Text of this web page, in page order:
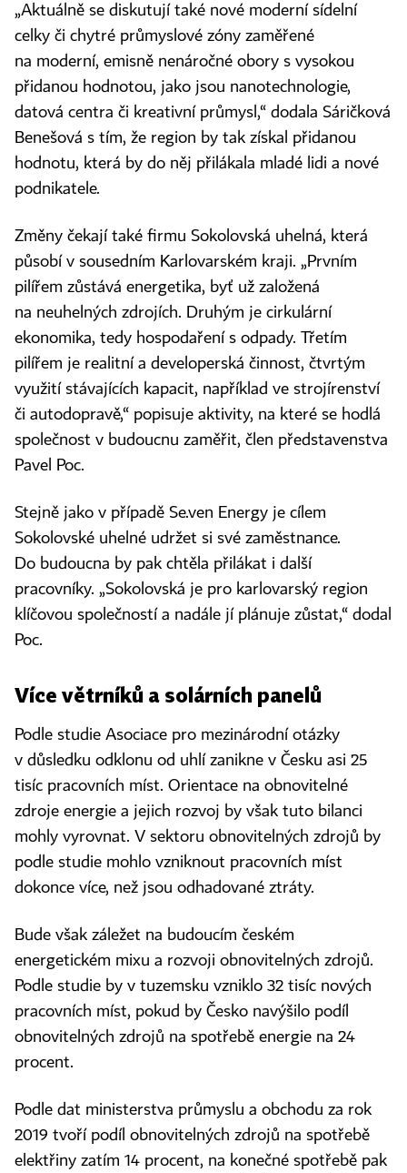
„Aktuálně se diskutují také nové moderní sídelní
celky či chytré průmyslové zóny zaměřené
na moderní, emisně nenáročné obory s vysokou
přidanou hodnotou, jako jsou nanotechnologie,
datová centra či kreativní průmysl,“ dodala Sáričková
Benešová s tím, že region by tak získal přidanou
hodnotu, která by do něj přilákala mladé lidi a nové
podnikatele.
Změny čekají také firmu Sokolovská uhelná, která
působí v sousedním Karlovarském kraji. „Prvním
pilířem zůstává energetika, byť už založená
na neuhelných zdrojích. Druhým je cirkulární
ekonomika, tedy hospodaření s odpady. Třetím
pilířem je realitní a developerská činnost, čtvrtým
využití stávajících kapacit, například ve strojírenství
či autodopravě,“ popisuje aktivity, na které se hodlá
společnost v budoucnu zaměřit, člen představenstva
Pavel Poc.
Stejně jako v případě Se.ven Energy je cílem
Sokolovské uhelné udržet si své zaměstnance.
Do budoucna by pak chtěla přilákat i další
pracovníky. „Sokolovská je pro karlovarský region
klíčovou společností a nadále jí plánuje zůstat,“ dodal
Poc.
Více větrníků a solárních panelů
Podle studie Asociace pro mezinárodní otázky
v důsledku odklonu od uhlí zanikne v Česku asi 25
tisíc pracovních míst. Orientace na obnovitelné
zdroje energie a jejich rozvoj by však tuto bilanci
mohly vyrovnat. V sektoru obnovitelných zdrojů by
podle studie mohlo vzniknout pracovních míst
dokonce více, než jsou odhadované ztráty.
Bude však záležet na budoucím českém
energetickém mixu a rozvoji obnovitelných zdrojů.
Podle studie by v tuzemsku vzniklo 32 tisíc nových
pracovních míst, pokud by Česko navýšilo podíl
obnovitelných zdrojů na spotřebě energie na 24
procent.
Podle dat ministerstva průmyslu a obchodu za rok
2019 tvoří podíl obnovitelných zdrojů na spotřebě
elektřiny zatím 14 procent, na konečné spotřebě pak